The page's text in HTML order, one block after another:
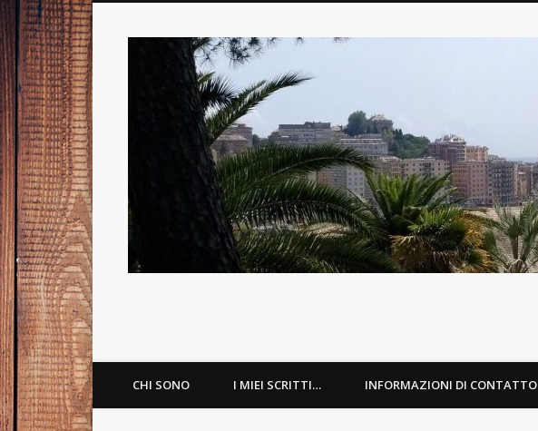
Psicologa Psicoterapeuta a Genova
Facebook
CHI SONO I MIEI SCRITTI… INFORMAZIONI DI CONTATTO